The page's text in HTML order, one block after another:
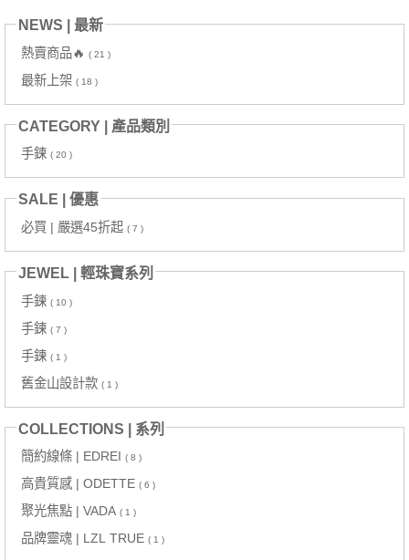
NEWS | 最新
熱賣商品🔥 ( 21 )
最新上架 ( 18 )
CATEGORY | 產品類別
手鍊 ( 20 )
SALE | 優惠
必買 | 嚴選45折起 ( 7 )
JEWEL | 輕珠寶系列
手鍊 ( 10 )
手鍊 ( 7 )
手鍊 ( 1 )
舊金山設計款 ( 1 )
COLLECTIONS | 系列
簡約線條 | EDREI ( 8 )
高貴質感 | ODETTE ( 6 )
聚光焦點 | VADA ( 1 )
品牌靈魂 | LZL TRUE ( 1 )